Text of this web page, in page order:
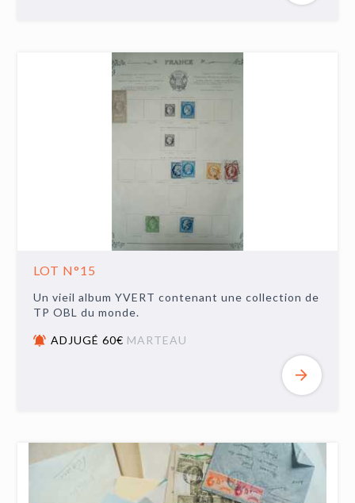
LOT N°15
Un vieil album YVERT contenant une collection de
TP OBL du monde.
ADJUGÉ 60€ MARTEAU